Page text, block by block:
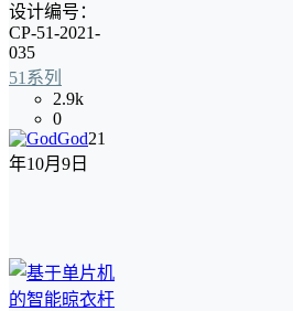
设计编号：
CP-51-2021-
035
51系列
2.9k
0
God21
年10月9日